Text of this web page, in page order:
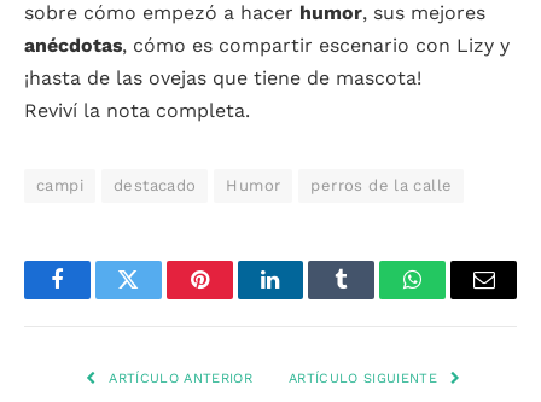
sobre cómo empezó a hacer humor, sus mejores
anécdotas, cómo es compartir escenario con Lizy y
¡hasta de las ovejas que tiene de mascota!
Reviví la nota completa.
campi destacado Humor perros de la calle
FacebookTwitter PinterestLinkedInTumblr WhatsAppEmail
ARTÍCULO ANTERIOR ARTÍCULO SIGUIENTE